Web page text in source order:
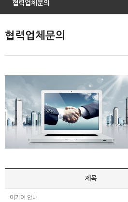
협력업체문의
협력업체문의
제목
여기여 안내